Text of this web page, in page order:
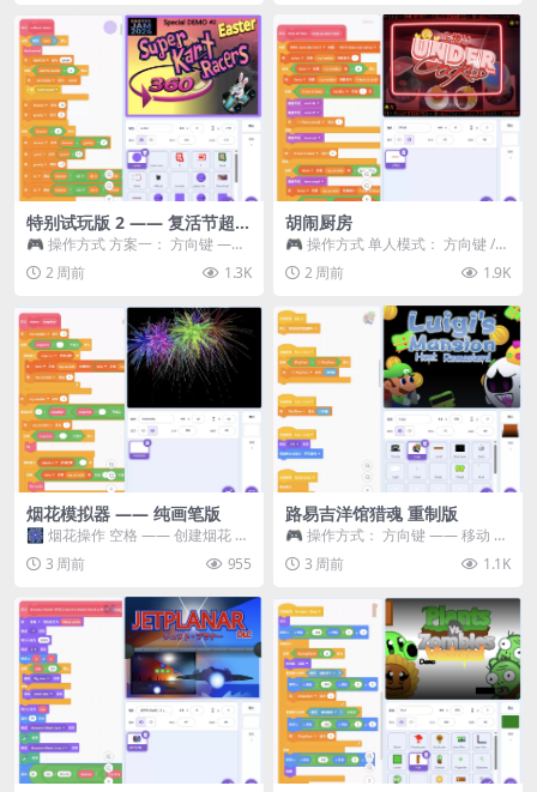
特别试玩版 2 —— 复活节超级
卡丁车赛
🎮 操作方式 方案一： 方向键 ——
移动 Z —— 跳跃 / 漂移 方案二： ...
2 周前 1.3K
胡闹厨房
🎮 操作方式 单人模式： 方向键 /
WASD —— 移动 Z / K —— 抓...
2 周前 1.9K
烟花模拟器 —— 纯画笔版
🎆 烟花操作 空格 —— 创建烟花 1
~ 3 —— 切换烟花类型 普通烟花
嘶...3 周前 955
路易吉洋馆猎魂 重制版
🎮 操作方式： 方向键 —— 移动 &
跳跃 空格 —— 打开宝箱 将你...
3 周前 1.1K